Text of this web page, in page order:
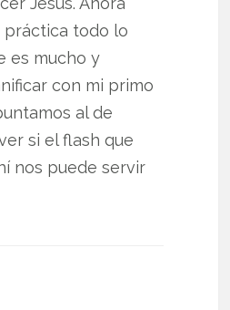
todo lo
es mucho y
con mi primo
al de
si el flash que
nos puede servir